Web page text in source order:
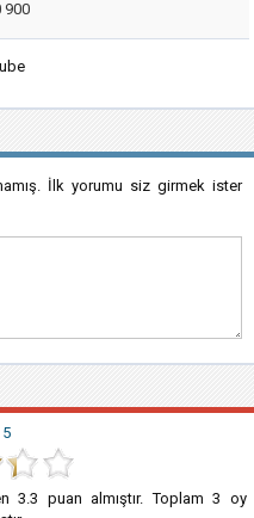
900
İlk yorumu siz girmek ister
3.3 puan almıştır. Toplam3 oy